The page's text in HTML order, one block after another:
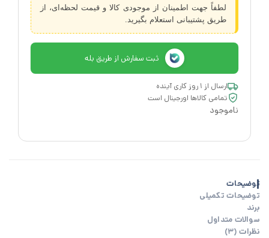
لطفاً جهت اطمینان از موجودی کالا و قیمت لحظه‌ای، از
طریق پشتیبانی استعلام بگیرید.
ثبت سفارش از طریق بله
ارسال از ۱ روز کاری آینده
تمامی کالاها اورجینال است
ناموجود
توضیحات
توضیحات تکمیلی
برند
سوالات متداول
نظرات (3)